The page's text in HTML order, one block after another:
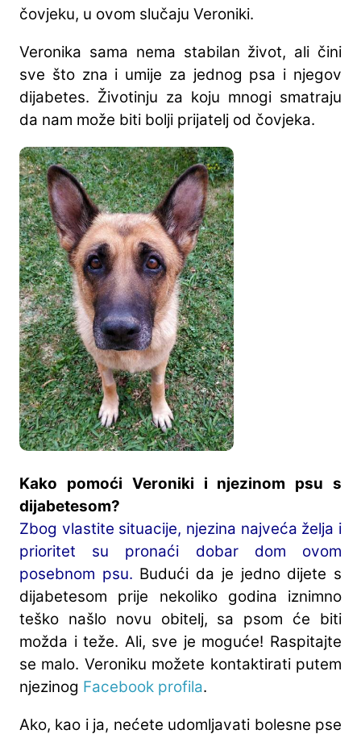
čovjeku, u ovom slučaju Veroniki.
Veronika sama nema stabilan život, ali čini
sve što zna i umije za jednog psa i njegov
dijabetes. Životinju za koju mnogi smatraju
da nam može biti bolji prijatelj od čovjeka.
Kako pomoći Veroniki i njezinom psu s
dijabetesom?
Zbog vlastite situacije, njezina najveća želja i
prioritet su pronaći dobar dom ovom
posebnom psu. Budući da je jedno dijete s
dijabetesom prije nekoliko godina iznimno
teško našlo novu obitelj, sa psom će biti
možda i teže. Ali, sve je moguće! Raspitajte
se malo. Veroniku možete kontaktirati putem
njezinog Facebook profila.
Ako, kao i ja, nećete udomljavati bolesne pse